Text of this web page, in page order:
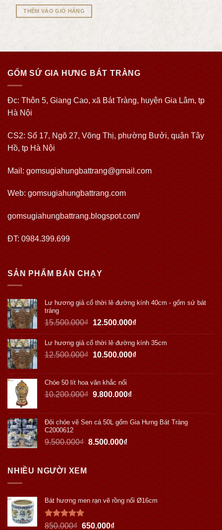
THÊM VÀO GIỎ HÀNG
GỐM SỨ GIA HƯNG BÁT TRÀNG
Đc: Thôn 5, Giang Cao, xã Bát Tràng, huyện Gia Lâm, tp
Hà Nội
CS2: Số 17, Ngõ 27, Võng Thị, phường Bưởi, quận Tây
Hồ, tp Hà Nội
Mail: gomsugiahungbattrang@gmail.com
Web:gomsugiahungbattrang.com
gomsugiahungbattrang.blogspot.com/
ĐT: 0984.399.699
SẢN PHẨM BÁN CHẠY
Lư hương giả cổ thời lê đường kính 40cm - gốm sứ bát
tràng
15.500.000₫ 12.500.000₫
Lư hương giả cổ thời lê đường kính 35cm
12.500.000₫ 10.500.000₫
Chóe 50 lít hoa văn khắc nổi
10.200.000₫ 9.800.000₫
Đôi chóe vẽ Sen cá 50L gốm Gia Hưng Bát Tràng
C2000612
9.500.000₫ 8.500.000₫
NHIỀU NGƯỜI XEM
Bát hương men rạn vẽ rồng nổi Ø16cm
Được xếp
850.000₫ 650.000₫